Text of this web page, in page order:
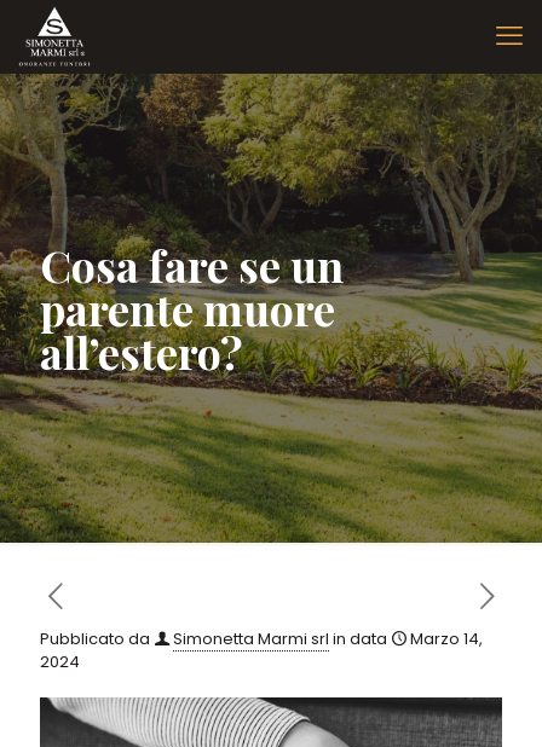
Cosa fare se un
parente muore
all’estero?
Pubblicato da Simonetta Marmi srl in data
Marzo 14,
2024